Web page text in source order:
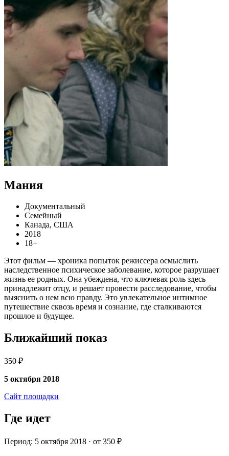
Мания
Документальный
Семейный
Канада, США
2018
18+
Этот фильм — хроника попыток режиссера осмыслить
наследственное психическое заболевание, которое разрушает
жизнь ее родных. Она убеждена, что ключевая роль здесь
принадлежит отцу, и решает провести расследование, чтобы
выяснить о нем всю правду. Это увлекательное интимное
путешествие сквозь время и сознание, где сталкиваются
прошлое и будущее.
Ближайший показ
350 ₽
5 октября 2018
Сайт площадки
Где идет
Период: 5 октября 2018 · от 350 ₽